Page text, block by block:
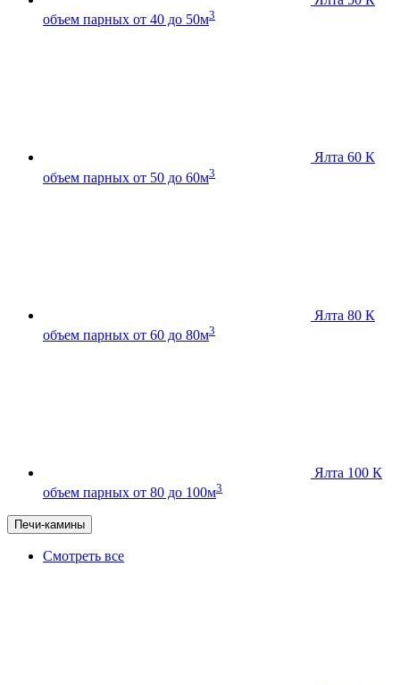
объем парных от 40 до 50м3
Ялта 60 К
объем парных от 50 до 60м3
Ялта 80 К
объем парных от 60 до 80м3
Ялта 100 К
объем парных от 80 до 100м3
Печи-камины
Смотреть все